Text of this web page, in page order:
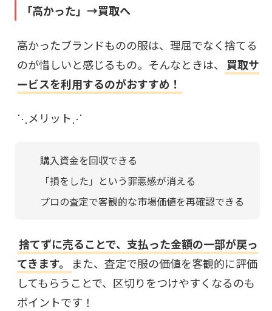
「高かった」→買取へ
高かったブランドものの服は、理屈でなく捨てる
のが惜しいと感じるもの。そんなときは、
買取サ
ービスを利用するのがおすすめ！
⋱メリット⋰
購入資金を回収できる
「損をした」という罪悪感が消える
プロの査定で客観的な市場価値を再確認できる
捨てずに売ることで、支払った金額の一部が戻っ
てきます。
また、査定で服の価値を客観的に評価
してもらうことで、区切りをつけやすくなるのも
ポイントです！